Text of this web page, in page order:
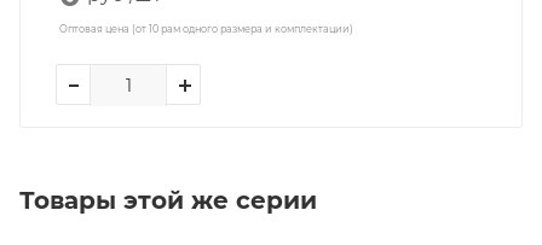
Оптовая цена (от 10 рам одного размера и комплектации)
Товары этой же серии